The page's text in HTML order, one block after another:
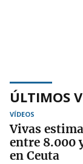
ÚLTIMOS
VÍDEOS
Vivas
entre 8.000
en Ceuta